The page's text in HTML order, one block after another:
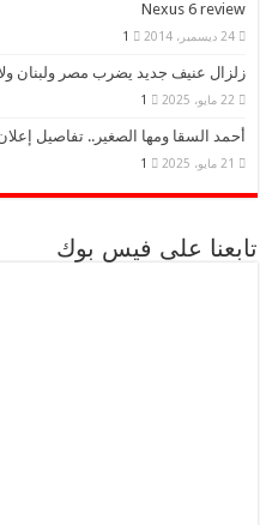
Nexus 6 review
24 ديسمبر، 2014 1
زلزال عنيف جديد يضرب مصر ولبنان
22 مايو، 2025 1
أحمد السقا ومها الصغير.. تفاصيل
21 مايو، 2025 1
تابعنا على فيس بوك